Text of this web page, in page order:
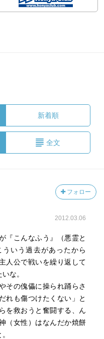
新着順
全文
フォロー
2012.03.06
『こんなふう』（悪霊と
いう過去があったから
公で戦いを繰り返して
な。
その傀儡に操られ踊らさ
れも傷つけたくない」と
を救おうと奮闘する、ん
（女性）はなんだか焼餅